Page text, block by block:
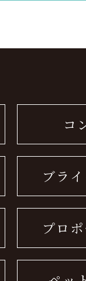
コ
ブラ
プロ